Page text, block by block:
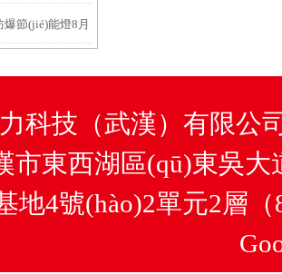
節(jié)能燈8月
科技（武漢）有限公
東西湖區(qū)東吳大道
地4號(hào)2單元2層